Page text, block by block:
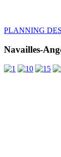
PLANNING
Navailles-